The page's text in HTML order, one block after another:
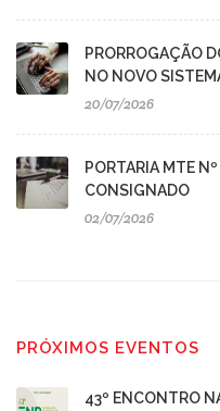
PRORROGAÇÃO
NO NOVO
20/07/2026
PORTARIA MTE
CONSIGNADO
02/07/2026
PRÓXIMOS EVENTOS
43º ENCONTRO